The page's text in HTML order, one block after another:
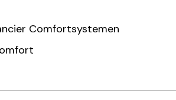
Comfortsystemen